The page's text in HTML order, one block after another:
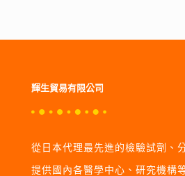
輝生貿易有限公司
從日本代理最先進的檢驗試劑、
提供國內各醫學中心、研究機構